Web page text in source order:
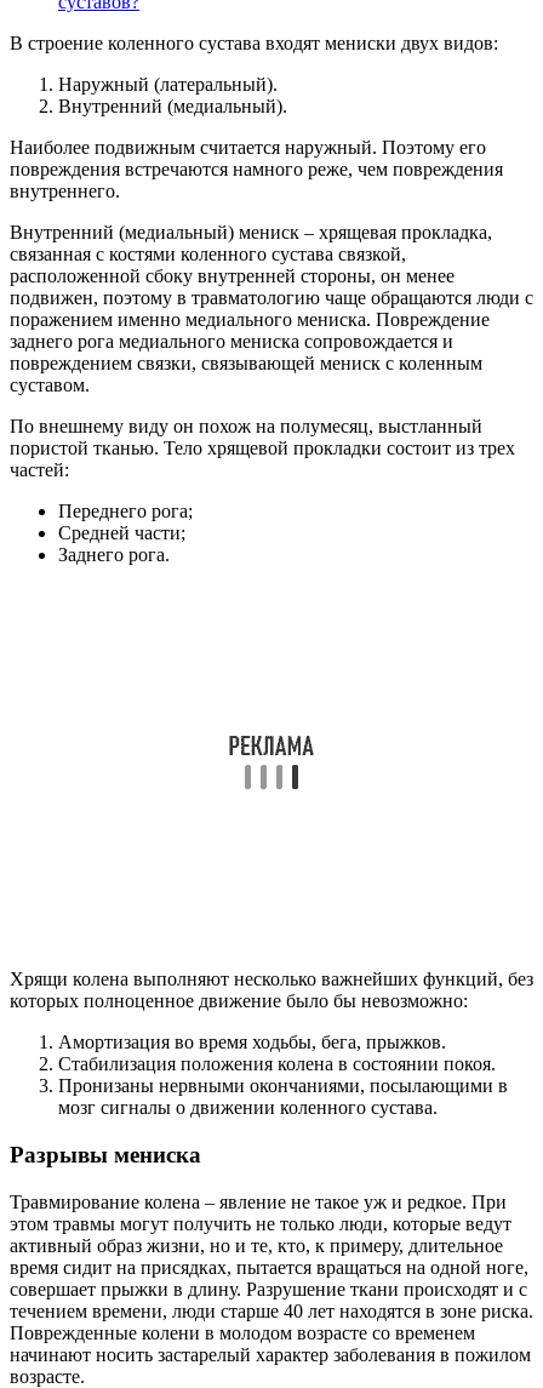
В строение коленного сустава входят мениски двух видов:
Наружный (латеральный).
Внутренний (медиальный).
Наиболее подвижным считается наружный. Поэтому его
повреждения встречаются намного реже, чем повреждения
внутреннего.
Внутренний (медиальный) мениск – хрящевая прокладка,
связанная с костями коленного сустава связкой,
расположенной сбоку внутренней стороны, он менее
подвижен, поэтому в травматологию чаще обращаются люди с
поражением именно медиального мениска. Повреждение
заднего рога медиального мениска сопровождается и
повреждением связки, связывающей мениск с коленным
суставом.
По внешнему виду он похож на полумесяц, выстланный
пористой тканью. Тело хрящевой прокладки состоит из трех
частей:
Переднего рога;
Средней части;
Заднего рога.
Хрящи колена выполняют несколько важнейших функций, без
которых полноценное движение было бы невозможно:
Амортизация во время ходьбы, бега, прыжков.
Стабилизация положения колена в состоянии покоя.
Пронизаны нервными окончаниями, посылающими в
мозг сигналы о движении коленного сустава.
Разрывы мениска
Травмирование колена – явление не такое уж и редкое. При
этом травмы могут получить не только люди, которые ведут
активный образ жизни, но и те, кто, к примеру, длительное
время сидит на присядках, пытается вращаться на одной ноге,
совершает прыжки в длину. Разрушение ткани происходят и с
течением времени, люди старше 40 лет находятся в зоне риска.
Поврежденные колени в молодом возрасте со временем
начинают носить застарелый характер заболевания в пожилом
возрасте.